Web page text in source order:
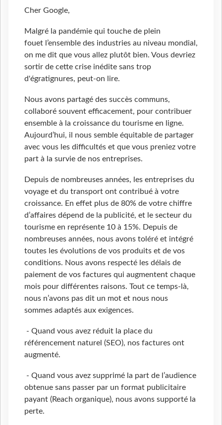
Cher Google,
Malgré la pandémie qui touche de plein
fouet l’ensemble des industries au niveau mondial,
on me dit que vous allez plutôt bien. Vous devriez
sortir de cette crise inédite sans trop
d'égratignures, peut-on lire.
Nous avons partagé des succès communs,
collaboré souvent efficacement, pour contribuer
ensemble à la croissance du tourisme en ligne.
Aujourd’hui, il nous semble équitable de partager
avec vous les difficultés et que vous preniez votre
part à la survie de nos entreprises.
Depuis de nombreuses années, les entreprises du
voyage et du transport ont contribué à votre
croissance. En effet plus de 80% de votre chiffre
d’affaires dépend de la publicité, et le secteur du
tourisme en représente 10 à 15%. Depuis de
nombreuses années, nous avons toléré et intégré
toutes les évolutions de vos produits et de vos
conditions. Nous avons respecté les délais de
paiement de vos factures qui augmentent chaque
mois pour différentes raisons. Tout ce temps-là,
nous n’avons pas dit un mot et nous nous
sommes adaptés aux exigences.
- Quand vous avez réduit la place du
référencement naturel (SEO), nos factures ont
augmenté.
- Quand vous avez supprimé la part de l’audience
obtenue sans passer par un format publicitaire
payant (Reach organique), nous avons supporté la
perte.